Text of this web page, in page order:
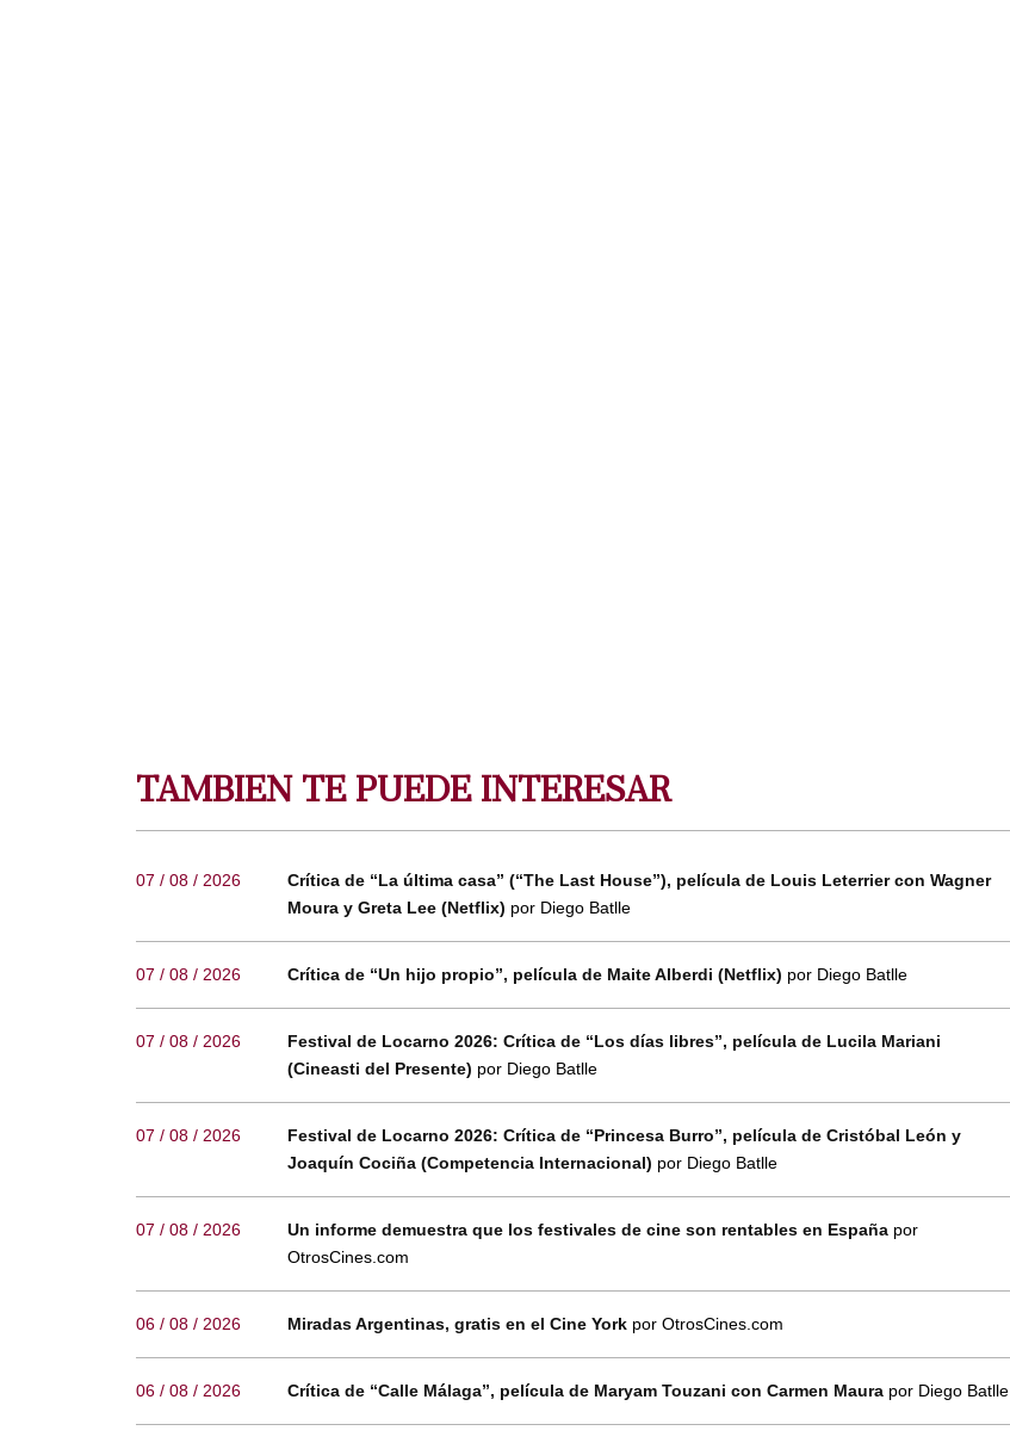
TAMBIEN TE PUEDE INTERESAR
07 / 08 / 2026
Crítica de “La última casa” (“The Last House”), película de Louis Leterrier con Wagner
Moura y Greta Lee (Netflix) por Diego Batlle
07 / 08 / 2026 Crítica de “Un hijo propio”, película de Maite Alberdi (Netflix) por Diego Batlle
07 / 08 / 2026
Festival de Locarno 2026: Crítica de “Los días libres”, película de Lucila Mariani
(Cineasti del Presente) por Diego Batlle
07 / 08 / 2026
Festival de Locarno 2026: Crítica de “Princesa Burro”, película de Cristóbal León y
Joaquín Cociña (Competencia Internacional) por Diego Batlle
07 / 08 / 2026 Un informe demuestra que los festivales de cine son rentables en España por
OtrosCines.com
06 / 08 / 2026 Miradas Argentinas, gratis en el Cine York por OtrosCines.com
06 / 08 / 2026 Crítica de “Calle Málaga”, película de Maryam Touzani con Carmen Maura por Diego Batlle